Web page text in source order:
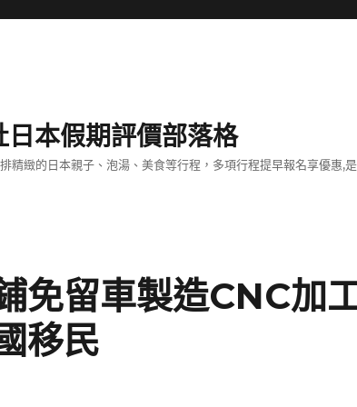
日本假期評價部落格
精緻的日本親子、泡湯、美食等行程，多項行程提早報名享優惠,
免留車製造CNC加
移民